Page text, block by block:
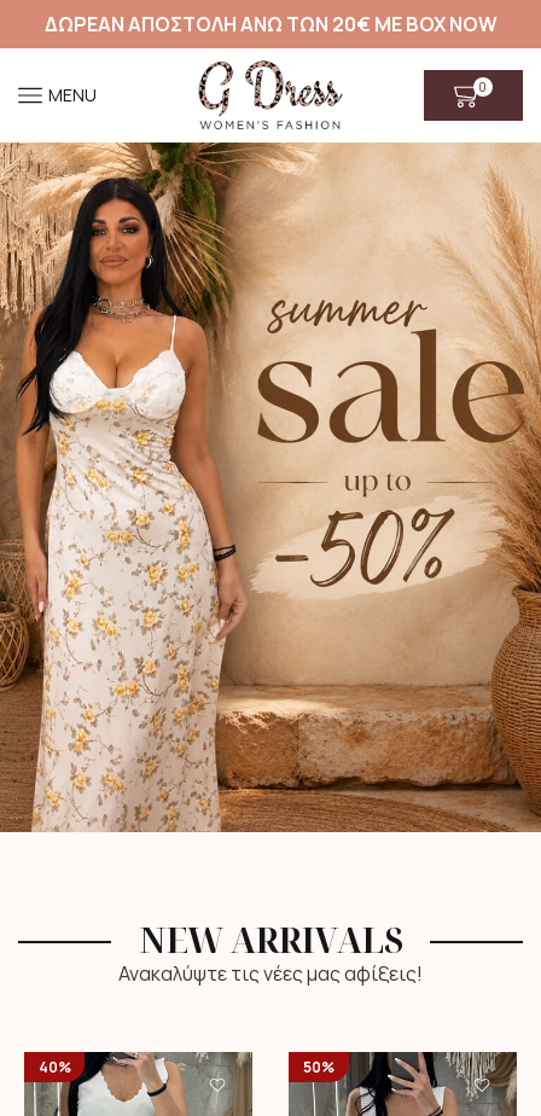
ΔΩΡΕΑΝ ΑΠΟΣΤΟΛΗ ΑΝΩ ΤΩΝ 20€ ΜΕ BOX NOW
MENU 0
NEW ARRIVALS
Ανακαλύψτε τις νέες μας αφίξεις!
40% 50%